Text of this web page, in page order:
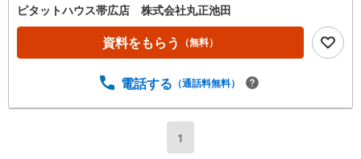
ピタットハウス帯広店 株式会社丸正池田
資料をもらう （無料）
電話する （通話料無料）
1